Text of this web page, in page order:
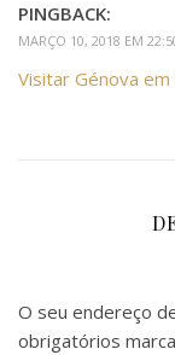
PINGBACK:
MARÇO 10, 2018 EM
Visitar Génova
O seu endereço
obrigatórios